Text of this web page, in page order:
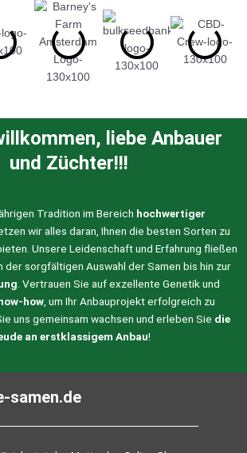
liebe Anbauer
und Züchter!!!
Tradition im Bereich hochwertiger
wir alles daran, Ihnen die besten Sorten zu
Unsere Leidenschaft und Erfahrung fließen
der sorgfältigen Auswahl der Samen bis hin zur
. Vertrauen Sie auf exzellente Genetik und
how, um Ihr Anbauprojekt erfolgreich zu
uns gemeinsam wachsen und erleben Sie die
an erstklassigem Anbau!
samen.de